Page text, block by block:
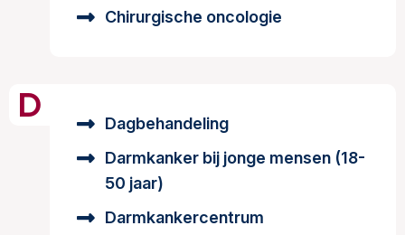
Chirurgische oncologie
D
Dagbehandeling
Darmkanker bij jonge mensen (18-
50 jaar)
Darmkankercentrum